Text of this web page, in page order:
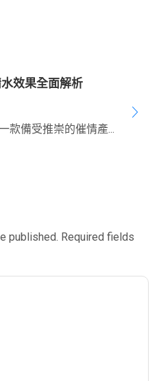
效果全面解析
款備受推崇的催情產...
published. Required fields